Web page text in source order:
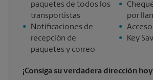
paquetes de todos los
transportistas
•
Notificaciones de
recepción de
paquetes y correo
•
por
•
•
Key
¡Consiga su verdadera dirección